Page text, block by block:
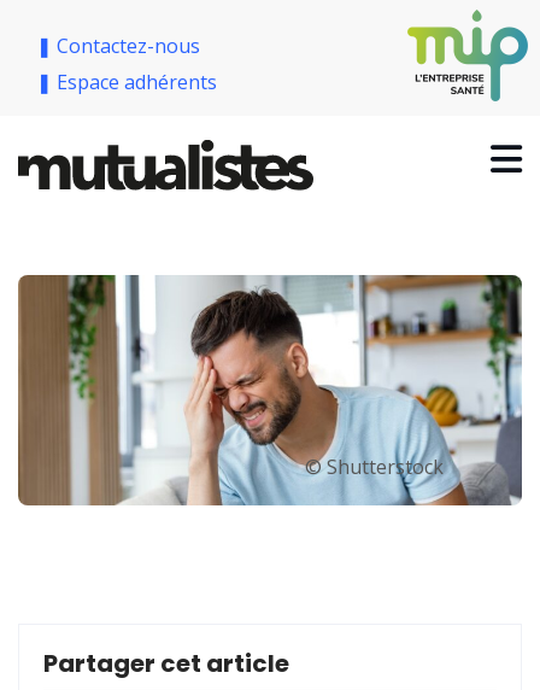
❚ Contactez-nous
❚ Espace adhérents
© Shutterstock
Partager cet article